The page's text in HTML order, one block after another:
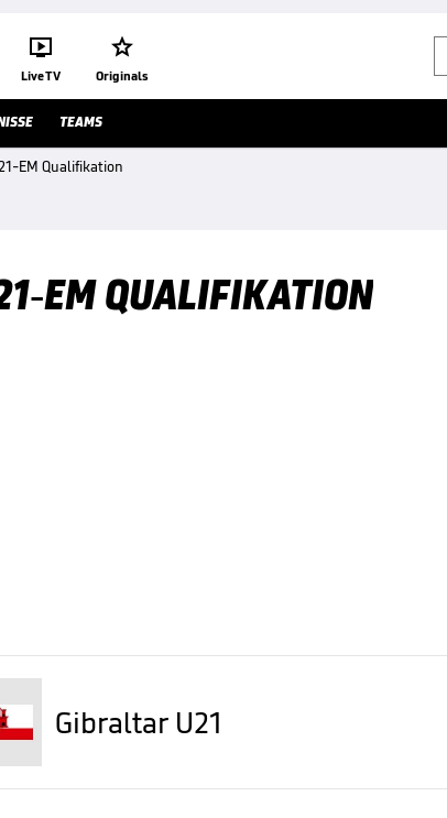

Live TV

Originals
TEAMS
EM Qualifikation
EM QUALIFIKATION
Gibraltar U21